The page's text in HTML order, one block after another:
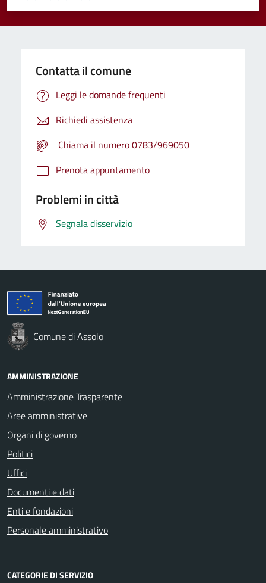
Valuta 5 stelle su 5
Valuta 4 stelle su 5
Valuta 3 stelle su 5
Valuta 2 stelle su 5
Valuta 1 stelle su 5
Contatta il comune
Leggi le domande frequenti
Richiedi assistenza
Chiama il numero 0783/969050
Prenota appuntamento
Problemi in città
Segnala disservizio
Comune di Assolo
AMMINISTRAZIONE
Amministrazione Trasparente
Aree amministrative
Organi di governo
Politici
Uffici
Documenti e dati
Enti e fondazioni
Personale amministrativo
CATEGORIE DI SERVIZIO